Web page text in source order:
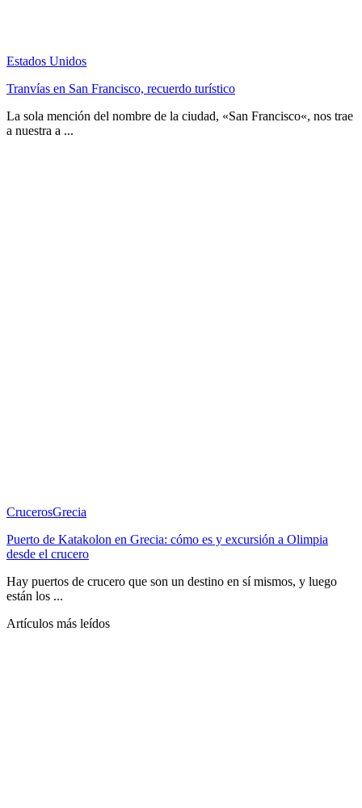
Estados Unidos
Tranvías en San Francisco, recuerdo turístico
La sola mención del nombre de la ciudad, «San Francisco«, nos trae
a nuestra a ...
CrucerosGrecia
Puerto de Katakolon en Grecia: cómo es y excursión a Olimpia
desde el crucero
Hay puertos de crucero que son un destino en sí mismos, y luego
están los ...
Artículos más leídos